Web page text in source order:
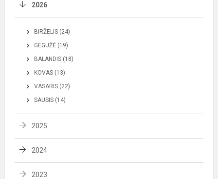
2026
BIRŽELIS (24)
GEGUŽĖ (19)
BALANDIS (18)
KOVAS (13)
VASARIS (22)
SAUSIS (14)
2025
2024
2023